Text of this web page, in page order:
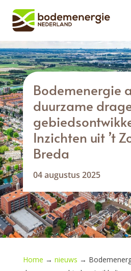
Bodemenergie
duurzame
Inzichten uit ’t
Breda
04 augustus 2025
Home → nieuws →